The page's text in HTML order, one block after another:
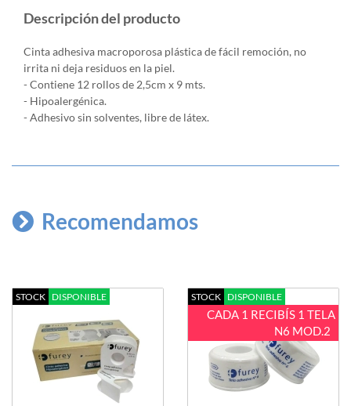
Descripción del producto
Cinta adhesiva macroporosa plástica de fácil remoción, no
irrita ni deja residuos en la piel.
- Contiene 12 rollos de 2,5cm x 9 mts.
- Hipoalergénica.
- Adhesivo sin solventes, libre de látex.
Recomendamos
STOCK DISPONIBLE STOCK DISPONIBLE
CADA 1 RECIBÍS 1 TELA
N6 MOD.2